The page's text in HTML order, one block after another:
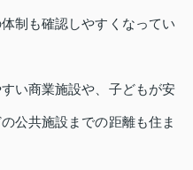
制も確認しやすくなってい
い商業施設や、子どもが安
公共施設までの距離も住ま